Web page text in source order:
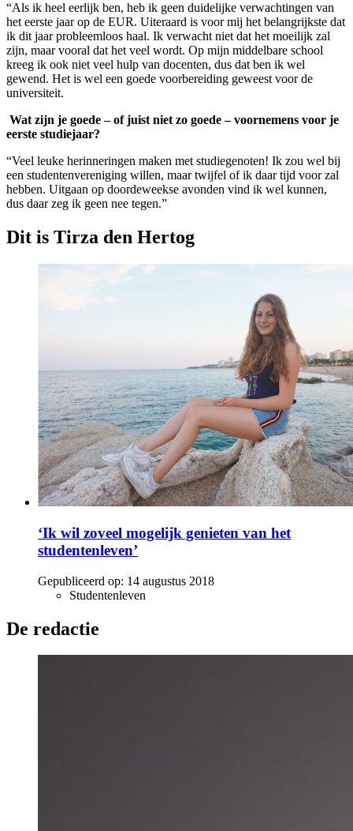
“Als ik heel eerlijk ben, heb ik geen duidelijke verwachtingen van
het eerste jaar op de EUR. Uiteraard is voor mij het belangrijkste dat
ik dit jaar probleemloos haal. Ik verwacht niet dat het moeilijk zal
zijn, maar vooral dat het veel wordt. Op mijn middelbare school
kreeg ik ook niet veel hulp van docenten, dus dat ben ik wel
gewend. Het is wel een goede voorbereiding geweest voor de
universiteit.
Wat zijn je goede – of juist niet zo goede – voornemens voor je
eerste studiejaar?
“Veel leuke herinneringen maken met studiegenoten! Ik zou wel bij
een studentenvereniging willen, maar twijfel of ik daar tijd voor zal
hebben. Uitgaan op doordeweekse avonden vind ik wel kunnen,
dus daar zeg ik geen nee tegen.”
Dit is Tirza den Hertog
‘Ik wil zoveel mogelijk genieten van het
studentenleven’
Gepubliceerd op: 14 augustus 2018
Studentenleven
De redactie